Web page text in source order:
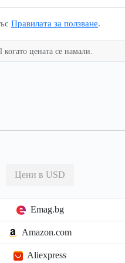
Правилата за ползване.
цената се намали.
Цени в USD
Emag.bg
Amazon.com
Aliexpress